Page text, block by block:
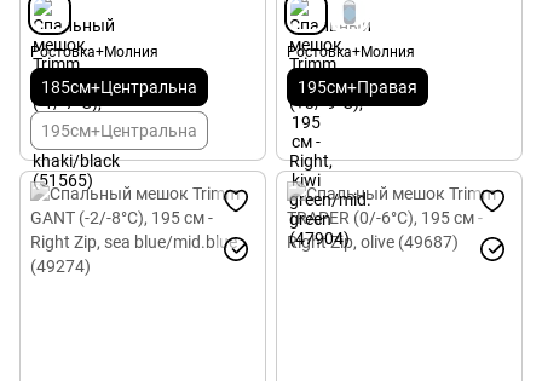
Ростовка+Молния
185см+Центральна
195см+Центральна
Ростовка+Молния
195см+Правая